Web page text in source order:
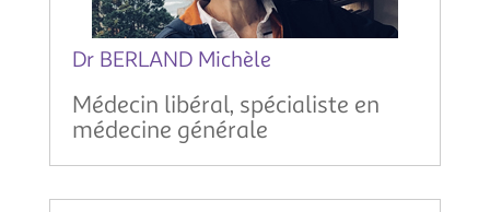
Dr BERLAND Michèle
Médecin libéral, spécialiste en
médecine générale